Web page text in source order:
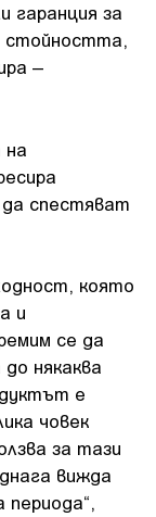
гаранция за
стойността,
–
на
спестяват
която
и
се да
някаква
е
човек
за тази
вижда